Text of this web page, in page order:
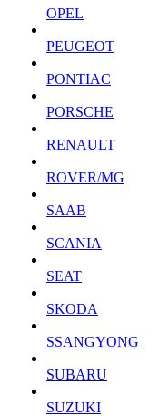
OPEL
PEUGEOT
PONTIAC
PORSCHE
RENAULT
ROVER/MG
SAAB
SCANIA
SEAT
SKODA
SSANGYONG
SUBARU
SUZUKI